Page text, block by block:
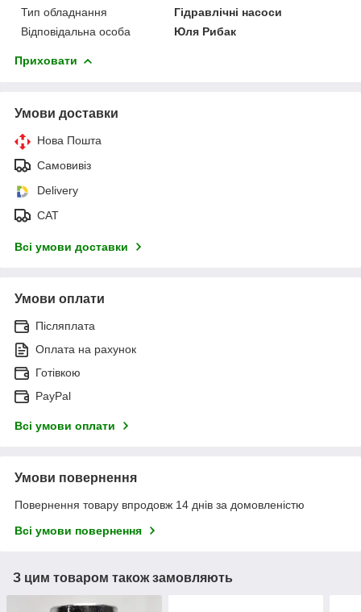
Тип обладнання
Гідравлічні насоси
Відповідальна особа
Юля Рибак
Приховати
Умови доставки
Нова Пошта
Самовивіз
Delivery
САТ
Всі умови доставки
Умови оплати
Післяплата
Оплата на рахунок
Готівкою
PayPal
Всі умови оплати
Умови повернення
Повернення товару впродовж 14 днів за домовленістю
Всі умови повернення
З цим товаром також замовляють